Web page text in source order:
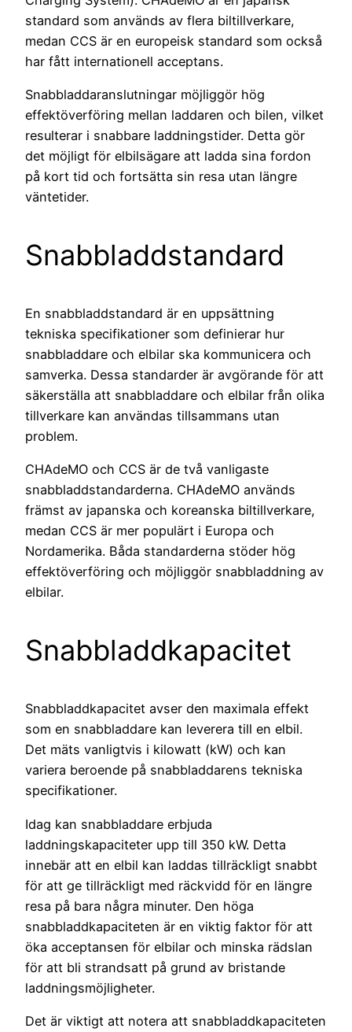
standard som används av flera biltillverkare,
medan CCS är en europeisk standard som också
har fått internationell acceptans.
Snabbladdaranslutningar möjliggör hög
effektöverföring mellan laddaren och bilen, vilket
resulterar i snabbare laddningstider. Detta gör
det möjligt för elbilsägare att ladda sina fordon
på kort tid och fortsätta sin resa utan längre
väntetider.
Snabbladdstandard
En snabbladdstandard är en uppsättning
tekniska specifikationer som definierar hur
snabbladdare och elbilar ska kommunicera och
samverka. Dessa standarder är avgörande för att
säkerställa att snabbladdare och elbilar från olika
tillverkare kan användas tillsammans utan
problem.
CHAdeMO och CCS är de två vanligaste
snabbladdstandarderna. CHAdeMO används
främst av japanska och koreanska biltillverkare,
medan CCS är mer populärt i Europa och
Nordamerika. Båda standarderna stöder hög
effektöverföring och möjliggör snabbladdning av
elbilar.
Snabbladdkapacitet
Snabbladdkapacitet avser den maximala effekt
som en snabbladdare kan leverera till en elbil.
Det mäts vanligtvis i kilowatt (kW) och kan
variera beroende på snabbladdarens tekniska
specifikationer.
Idag kan snabbladdare erbjuda
laddningskapaciteter upp till 350 kW. Detta
innebär att en elbil kan laddas tillräckligt snabbt
för att ge tillräckligt med räckvidd för en längre
resa på bara några minuter. Den höga
snabbladdkapaciteten är en viktig faktor för att
öka acceptansen för elbilar och minska rädslan
för att bli strandsatt på grund av bristande
laddningsmöjligheter.
Det är viktigt att notera att snabbladdkapaciteten